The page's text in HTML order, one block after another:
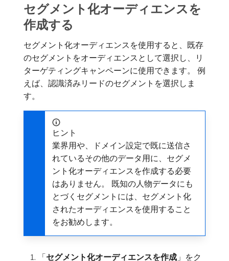
セグメント化オーディエンスを
作成する
セグメント化オーディエンスを使用すると、既存
のセグメントをオーディエンスとして選択し、リ
ターゲティングキャンペーンに使用できます。 例
えば、認識済みリードのセグメントを選択しま
す。
ヒント
業界用や、ドメイン設定で既に送信さ
れているその他のデータ用に、セグメ
ント化オーディエンスを作成する必要
はありません。 既知の人物データにも
とづくセグメントには、セグメント化
されたオーディエンスを使用すること
をお勧めします。
「セグメント化オーディエンスを作成 」をク